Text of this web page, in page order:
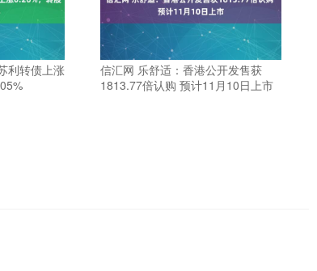
利转债上涨
信汇网 乐舒适：香港公开发售获
1813.77倍认购 预计11月10日上市